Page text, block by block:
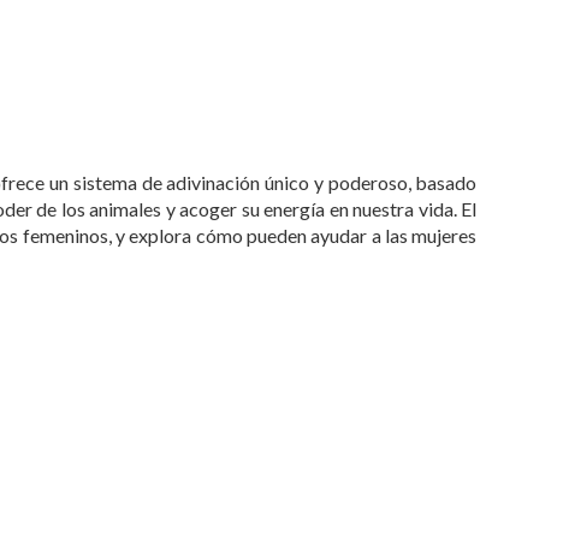
un sistema de adivinación único y poderoso, basado
de los animales y acoger su energía en nuestra vida. El
femeninos, y explora cómo pueden ayudar a las mujeres